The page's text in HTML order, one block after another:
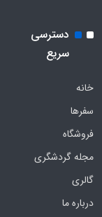
دسترسی
سریع
خانه
سفرها
فروشگاه
مجله گردشگری
گالری
درباره ما